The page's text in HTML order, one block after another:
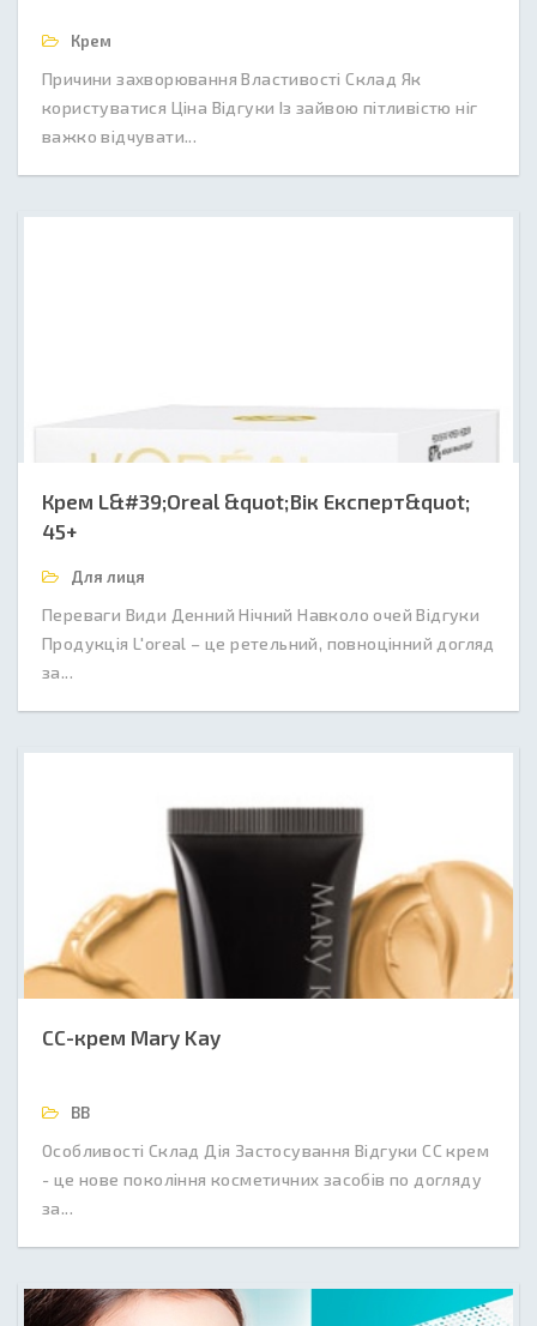
Крем
Причини захворювання Властивості Склад Як
користуватися Ціна Відгуки Із зайвою пітливістю ніг
важко відчувати...
Крем L&#39;Oreal &quot;Вік Експерт&quot;
45+
Для лиця
Переваги Види Денний Нічний Навколо очей Відгуки
Продукція L'oreal – це ретельний, повноцінний догляд
за...
СС-крем Mary Kay
BB
Особливості Склад Дія Застосування Відгуки СС крем
- це нове покоління косметичних засобів по догляду
за...